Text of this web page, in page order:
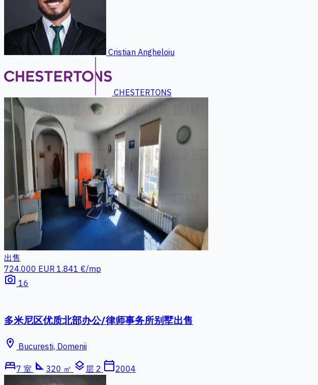
Cristian Angheloiu
CHESTERTONS
出售
724.000 EUR 1.841 €/mp
photo_camera 16
多米尼区优质北部办公/律师事务所别墅出售
location_on Bucuresti, Domenii
bed7 室 square_foot 320 ㎡ layers 层 2 calendar_today2004